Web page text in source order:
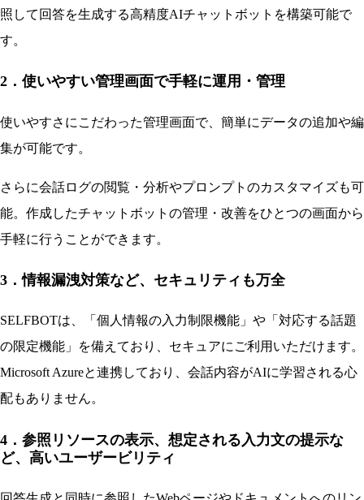
照して回答を生成する高精度AIチャットボットを構築可能で
す。
2．使いやすい管理画面で手軽に運用・管理
使いやすさにこだわった管理画面で、簡単にデータの追加や編
集が可能です。
さらに会話ログの閲覧・分析やプロンプトのカスタマイズも可
能。作成したチャットボットの管理・改善をひとつの画面から
手軽に行うことができます。
3．情報漏洩対策など、セキュリティも万全
SELFBOTは、「個人情報の入力制限機能」や「対応する話題
の限定機能」を備えており、セキュアにご利用いただけます。
Microsoft Azureと連携しており、会話内容がAIに学習される心
配もありません。
4．参照リソースの表示、想定される入力文の提示な
ど、高いユーザービリティ